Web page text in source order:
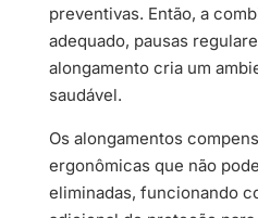
preventivas. Então, a
adequado, pausas
alongamento cria um
saudável.
Os alongamentos
ergonômicas que não
eliminadas, funcionando